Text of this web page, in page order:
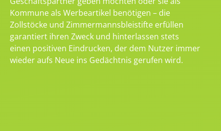
Kommune als Werbeartikel benötigen – die
Zollstöcke und Zimmermannsbleistifte erfüllen
garantiert ihren Zweck und hinterlassen stets
einen positiven Eindrucken, der dem Nutzer immer
wieder aufs Neue ins Gedächtnis gerufen wird.